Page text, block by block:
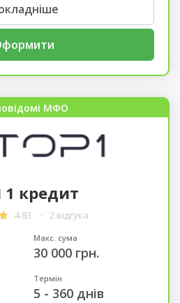
МФО
кредит
4.83 2 відгука
Макс. сума
30 000 грн.
Термін
5 - 360 днів